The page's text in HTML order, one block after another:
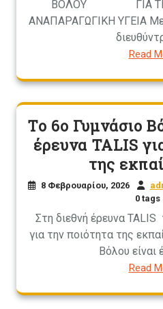
ΒΟΛΟΥ ΓΙΑ ΤΗ
ΑΝΑΠΑΡΑΓΩΓΙΚΗ ΥΓΕΙΑ
Read
Το 6ο Γυμνάσιο
έρευνα TALIS
της
8 Φεβρουαρίου, 2026
0 tags
Στη διεθνή έρευνα
για την ποιότητα της
Βόλου είναι
Read